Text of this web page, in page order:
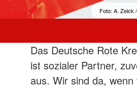
Foto: A. Zelck
Das Deutsche Rote
ist sozialer Partner,
aus. Wir sind da,